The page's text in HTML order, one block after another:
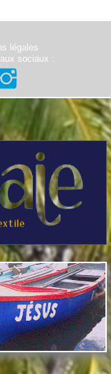
légales
sociaux :